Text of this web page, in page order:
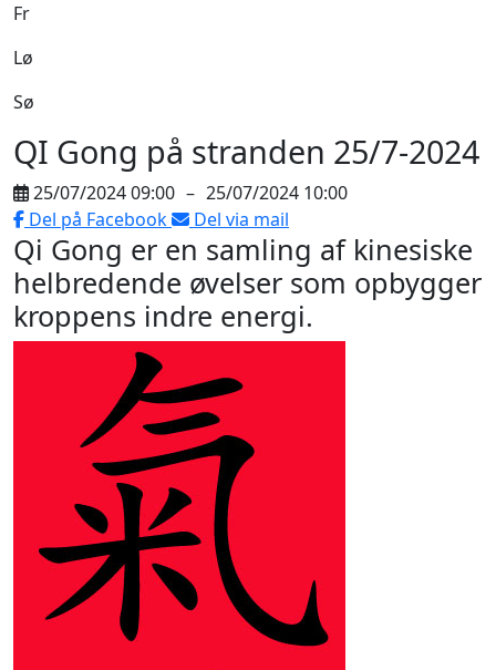
Fr
Lø
Sø
QI Gong på stranden 25/7-2024
25/07/2024 09:00 – 25/07/2024 10:00
Del på Facebook
Del via mail
Qi Gong er en samling af kinesiske
helbredende øvelser som opbygger
kroppens indre energi.